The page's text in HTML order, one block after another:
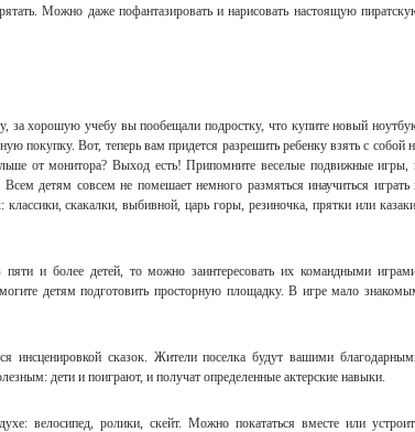
Можно даже пофантазировать и нарисовать настоящую
за хорошую учебу вы пообещали подростку, что купите новый
покупку. Вот, теперь вам придется разрешить ребенку взять с собой
от монитора? Выход есть! Припомните веселые подвижные игры,
детям совсем не помешает немного размяться инаучиться играть
скакалки, выбивной, царь горы, резиночка, прятки или
и более детей, то можно заинтересовать их командными
детям подготовить просторную площадку. В игре мало
инсценировкой сказок. Жители поселка будут вашими
дети и поиграют, и получат определенные актерские навыки.
велосипед, ролики, скейт. Можно покататься вместе или